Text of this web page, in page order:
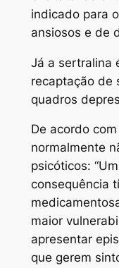
indicado para
ansiosos e de
Já a sertralina
recaptação de
quadros
De acordo
normalmente
psicóticos:
consequência
maior
apresentar
que gerem